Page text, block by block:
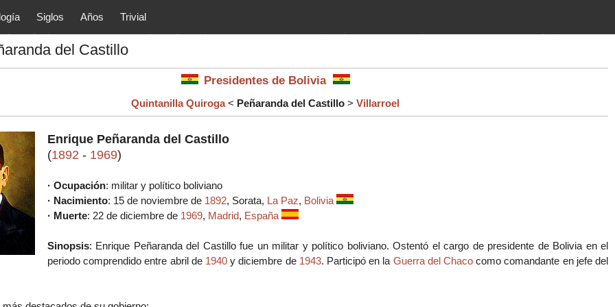
y principales acontecimientos (guerras, gobiernos,
arte, cultura, etc.) de la historia de la humanidad desde el
Siglos Años Trivial
del Castillo
Presidentes de Bolivia
Quintanilla Quiroga < Peñaranda del Castillo > Villarroel
Enrique Peñaranda del Castillo
(1892 - 1969)
· Ocupación: militar y político boliviano
· Nacimiento: 15 de noviembre de 1892, Sorata, La Paz, Bolivia
· Muerte: 22 de diciembre de 1969, Madrid, España
Sinopsis: Enrique Peñaranda del Castillo fue un militar y político boliviano. Ostentó el cargo de presidente de Bolivia en el
periodo comprendido entre abril de 1940 y diciembre de 1943. Participó en la Guerra del Chaco como comandante en jefe del